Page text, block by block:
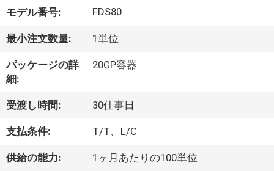
私
に
つ
い
て
モデル番号: FDS80
最小注文数量: 1単位
パッケージの詳
細:
20GP容器
受渡し時間: 30仕事日
支払条件: T/T、L/C
供給の能力: 1ヶ月あたりの100単位